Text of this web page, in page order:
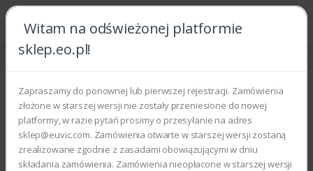
Witam na odświeżonej platformie
sklep.eo.pl!
Zapraszamy do ponownej lub pierwszej rejestracji. Zamówienia
złożone w starszej wersji nie zostały przeniesione do nowej
platformy, w razie pytań prosimy o przesyłanie na adres
sklep@euvic.com. Zamówienia otwarte w starszej wersji zostaną
zrealizowane zgodnie z zasadami obowiązującymi w dniu
składania zamówienia. Zamówienia nieopłacone w starszej wersji
Strona główna WorkCentre
WorkCentre M15
Wyświetlono 0–0 z 0 wyników
Filtry Sortowanie domyślne